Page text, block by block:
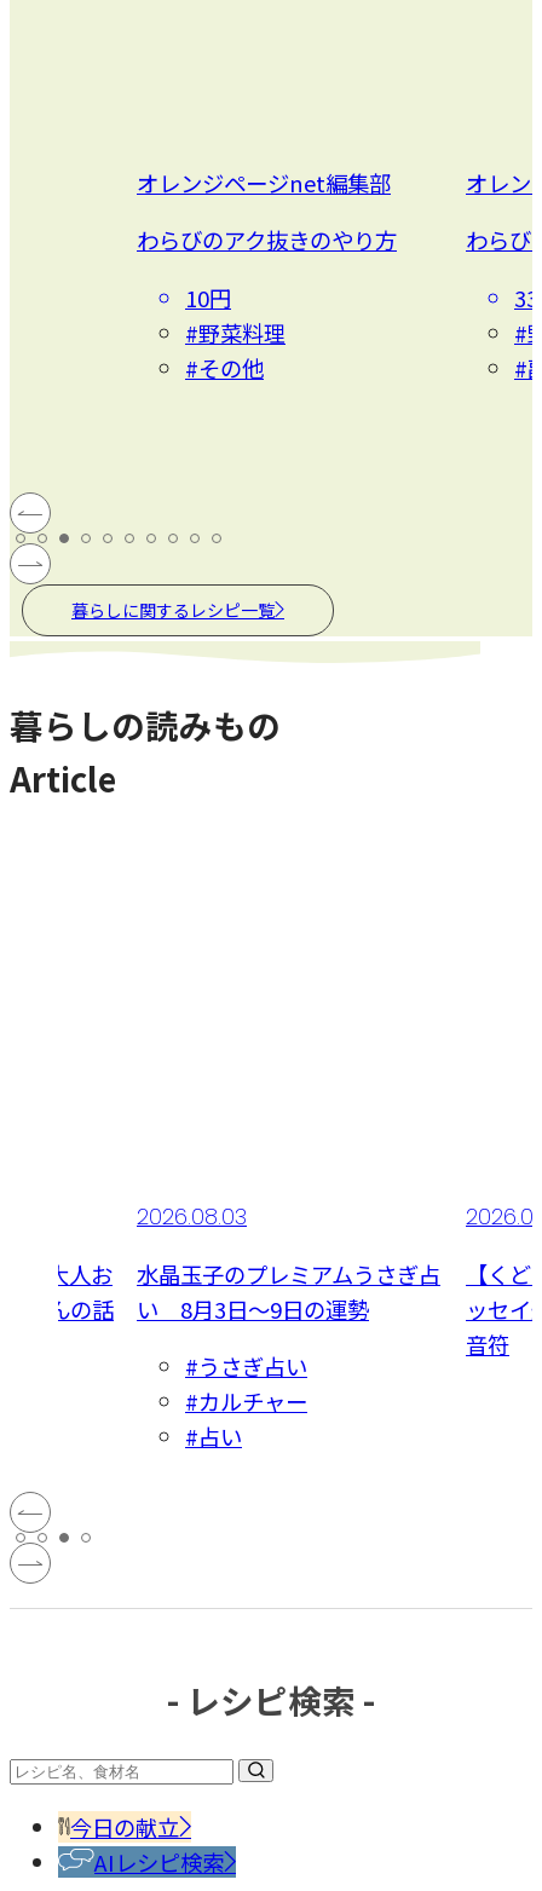
オレンジページnet編集部
わらびのアク抜きのやり方
10円
#野菜料理
#その他
オレン
わらび
#
#
暮らしに関するレシピ一覧
暮らしの読みもの
Article
の大人お
さんの話
2026.08.03
水晶玉子のプレミアムうさぎ占
い 8月3日～9日の運勢
#うさぎ占い
#カルチャー
#占い
【く
ッセイ
音符
- レシピ検索 -
今日の献立
AIレシピ検索